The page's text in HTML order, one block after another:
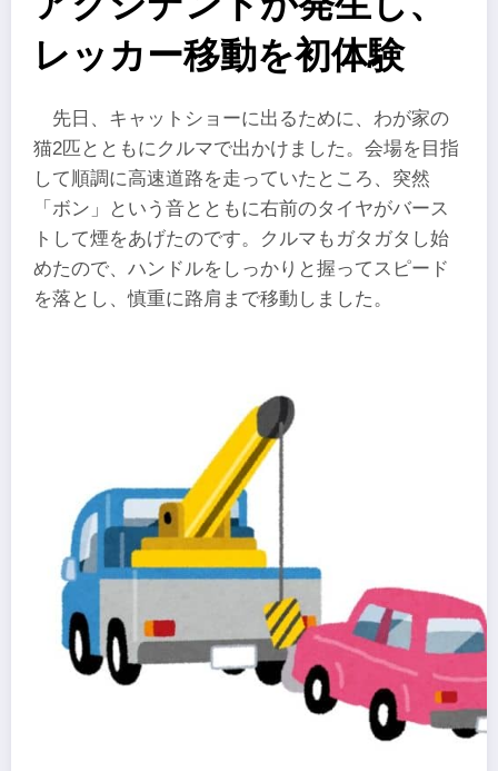
レッカー移動を初体験
先日、キャットショーに出るために、わが家の
猫2匹とともにクルマで出かけました。会場を目指
して順調に高速道路を走っていたところ、突然
「ボン」という音とともに右前のタイヤがバース
トして煙をあげたのです。クルマもガタガタし始
めたので、ハンドルをしっかりと握ってスピード
を落とし、慎重に路肩まで移動しました。